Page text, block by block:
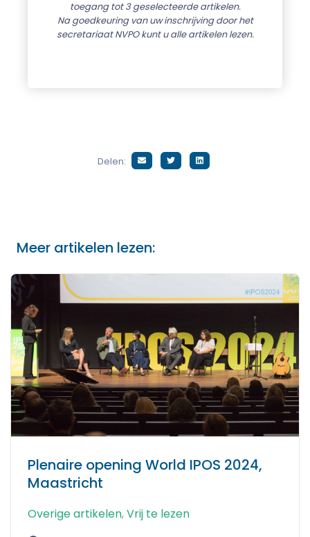
toegang tot 3 geselecteerde artikelen.
Na goedkeuring van uw inschrijving door het
secretariaat NVPO kunt u alle artikelen lezen.
Delen:
Meer artikelen lezen:
Plenaire opening World IPOS 2024,
Maastricht
Overige artikelen, Vrij te lezen